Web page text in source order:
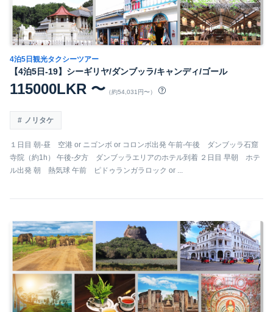
4泊5日観光タクシーツアー
【4泊5日-19】シーギリヤ/ダンブッラ/キャンディ/ゴール
115000LKR 〜 （約54,031円〜）
ノリタケ
１日目 朝-昼 空港 or ニゴンボ or コロンボ出発 午前-午後 ダンブッラ石窟
寺院（約1h） 午後-夕方 ダンブッラエリアのホテル到着 ２日目 早朝 ホテ
ル出発 朝 熱気球 午前 ピドゥランガラロック or ...